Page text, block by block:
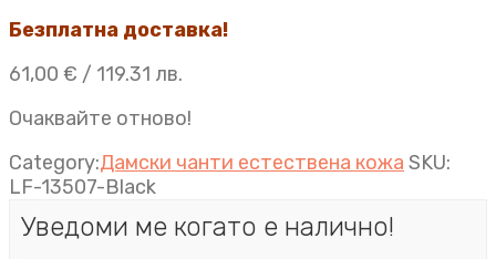
Безплатна доставка!
61,00 € / 119.31 лв.
Очаквайте отново!
Category:Дамски чанти естествена кожа SKU:
LF-13507-Black
Уведоми ме когато е налично!